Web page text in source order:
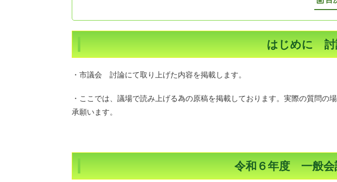
はじめに 討
・市議会 討論にて取り上げた内容を掲載します。
・ここでは、議場で読み上げる為の原稿を掲載しております。実際の質問
承願います。
令和６年度 一般会